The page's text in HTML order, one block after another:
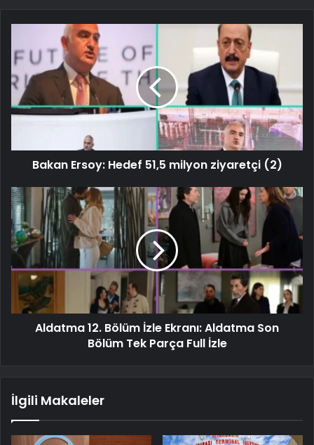
Bakan Ersoy: Hedef 51,5 milyon ziyaretçi (2)
Aldatma 12. Bölüm İzle Ekranı: Aldatma Son
Bölüm Tek Parça Full İzle
İlgili Makaleler